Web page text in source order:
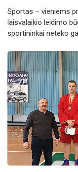
Sportas – vieniems
laisvalaikio leidimo
sportininkai neteko